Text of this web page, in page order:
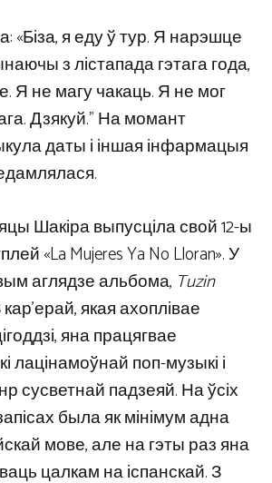
«Біза, я еду ў тур. Я нарэшце
з лістапада гэтага года,
Я не магу чакаць. Я не мог
Дзякуй.” На момант
даты і іншая інфармацыя
Шакіра выпусціла свой 12-ы
«La Mujeres Ya No Lloran». У
аглядзе альбома, Tuzin
кар'ерай, якая ахоплівае
яна працягвае
лацінамоўнай поп-музыкі і
сусветнай падзеяй. На ўсіх
была як мінімум адна
мове, але на гэты раз яна
цалкам на іспанскай. З